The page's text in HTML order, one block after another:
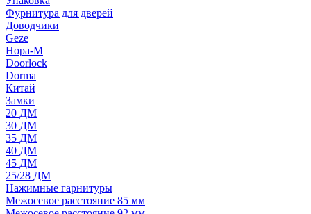
Фурнитура для дверей
Доводчики
Geze
Нора-М
Doorlock
Dorma
Китай
Замки
20 ДМ
30 ДМ
35 ДМ
40 ДМ
45 ДМ
25/28 ДМ
Нажимные гарнитуры
Межосевое расстояние 85 мм